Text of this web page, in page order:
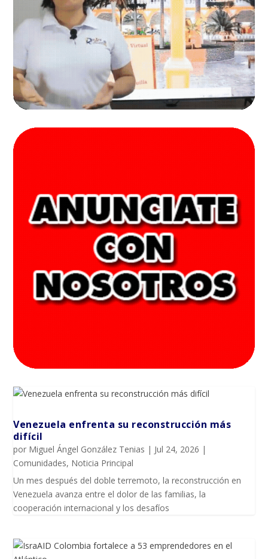
Venezuela enfrenta su reconstrucción más
difícil
por Miguel Ángel González Tenias | Jul 24, 2026 |
Comunidades, Noticia Principal
Un mes después del doble terremoto, la reconstrucción en
Venezuela avanza entre el dolor de las familias, la
cooperación internacional y los desafíos